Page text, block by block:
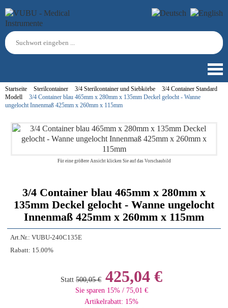
Startseite Sterilcontainer 3/4 Sterilcontainer und Siebkörbe
3/4 Container Standard
Modell
3/4 Container blau 465mm x 280mm x 135mm Deckel gelocht - Wanne
ungelocht Innenmaß 425mm x 260mm x 115mm
Für eine größere Ansicht klicken Sie auf das Vorschaubild
3/4 Container blau 465mm x 280mm x
135mm Deckel gelocht - Wanne ungelocht
Innenmaß 425mm x 260mm x 115mm
Art.Nr.: VUBU-240C135E
Rabatt: 15.00%
Statt 500,05 € 425,04 €
Sie sparen 15% / 75,01 €
Artikelrabatt: 15%